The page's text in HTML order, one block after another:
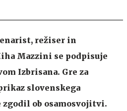
režiser in
Mazzini se podpisuje
Izbrisana. Gre za
slovenskega
zgodil ob osamosvojitvi.